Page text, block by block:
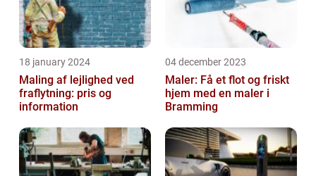
18 january 2024
Maling af lejlighed ved
fraflytning: pris og
information
04 december 2023
Maler: Få et flot og friskt
hjem med en maler i
Bramming